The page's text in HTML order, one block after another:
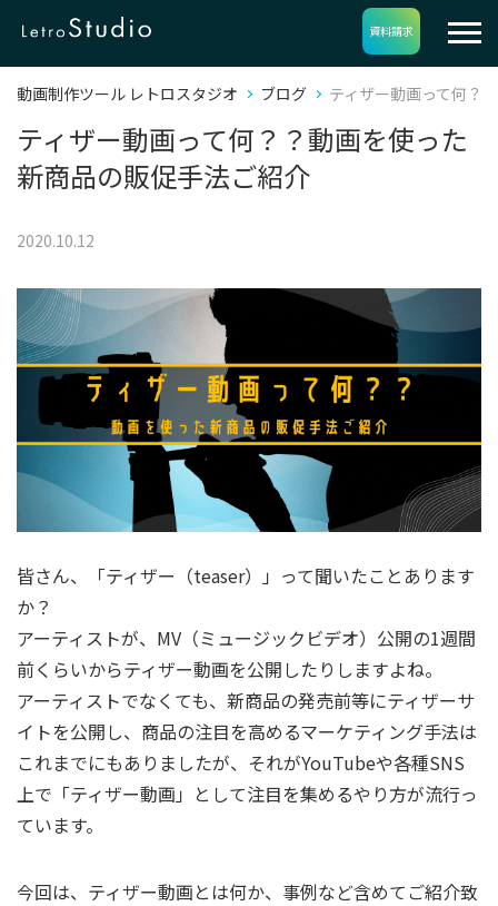
資料請求
動画制作ツール レトロスタジオ ブログ ティザー動画って何？
ティザー動画って何？？動画を使った
新商品の販促手法ご紹介
2020.10.12
皆さん、「ティザー（teaser）」って聞いたことあります
か？
アーティストが、MV（ミュージックビデオ）公開の1週間
前くらいからティザー動画を公開したりしますよね。
アーティストでなくても、新商品の発売前等にティザーサ
イトを公開し、商品の注目を高めるマーケティング手法は
これまでにもありましたが、それがYouTubeや各種SNS
上で「ティザー動画」として注目を集めるやり方が流行っ
ています。
今回は、ティザー動画とは何か、事例など含めてご紹介致